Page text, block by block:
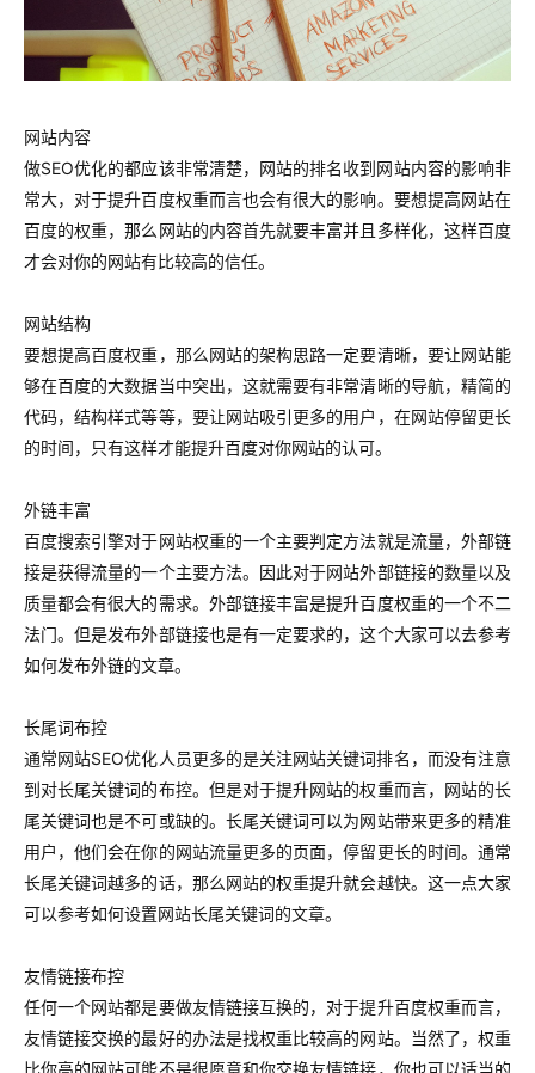
网站内容
做SEO优化的都应该非常清楚，网站的排名收到网站内容的影响非
常大，对于提升百度权重而言也会有很大的影响。要想提高网站在
百度的权重，那么网站的内容首先就要丰富并且多样化，这样百度
才会对你的网站有比较高的信任。
网站结构
要想提高百度权重，那么网站的架构思路一定要清晰，要让网站能
够在百度的大数据当中突出，这就需要有非常清晰的导航，精简的
代码，结构样式等等，要让网站吸引更多的用户，在网站停留更长
的时间，只有这样才能提升百度对你网站的认可。
外链丰富
百度搜索引擎对于网站权重的一个主要判定方法就是流量，外部链
接是获得流量的一个主要方法。因此对于网站外部链接的数量以及
质量都会有很大的需求。外部链接丰富是提升百度权重的一个不二
法门。但是发布外部链接也是有一定要求的，这个大家可以去参考
如何发布外链的文章。
长尾词布控
通常网站SEO优化人员更多的是关注网站关键词排名，而没有注意
到对长尾关键词的布控。但是对于提升网站的权重而言，网站的长
尾关键词也是不可或缺的。长尾关键词可以为网站带来更多的精准
用户，他们会在你的网站流量更多的页面，停留更长的时间。通常
长尾关键词越多的话，那么网站的权重提升就会越快。这一点大家
可以参考如何设置网站长尾关键词的文章。
友情链接布控
任何一个网站都是要做友情链接互换的，对于提升百度权重而言，
友情链接交换的最好的办法是找权重比较高的网站。当然了，权重